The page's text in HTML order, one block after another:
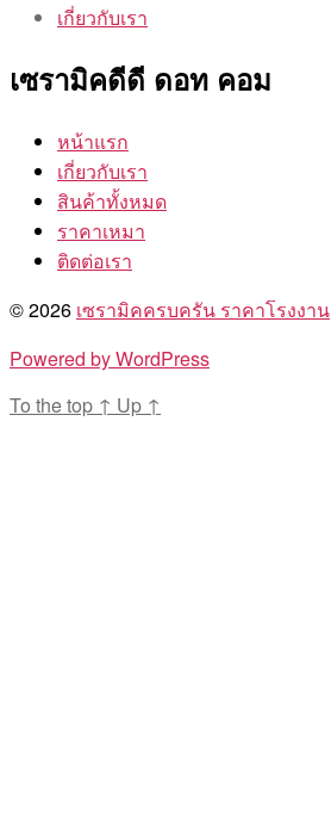
เกี่ยวกับเรา
เซรามิคดีดี ดอท คอม
หน้าแรก
เกี่ยวกับเรา
สินค้าทั้งหมด
ราคาเหมา
ติดต่อเรา
© 2026 เซรามิคครบครัน ราคาโรงงาน
Powered by WordPress
To the top ↑ Up ↑